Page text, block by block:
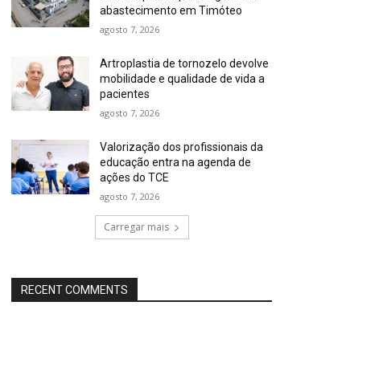
abastecimento em Timóteo
agosto 7, 2026
Artroplastia de tornozelo devolve
mobilidade e qualidade de vida a
pacientes
agosto 7, 2026
Valorização dos profissionais da
educação entra na agenda de
ações do TCE
agosto 7, 2026
Carregar mais
RECENT COMMENTS